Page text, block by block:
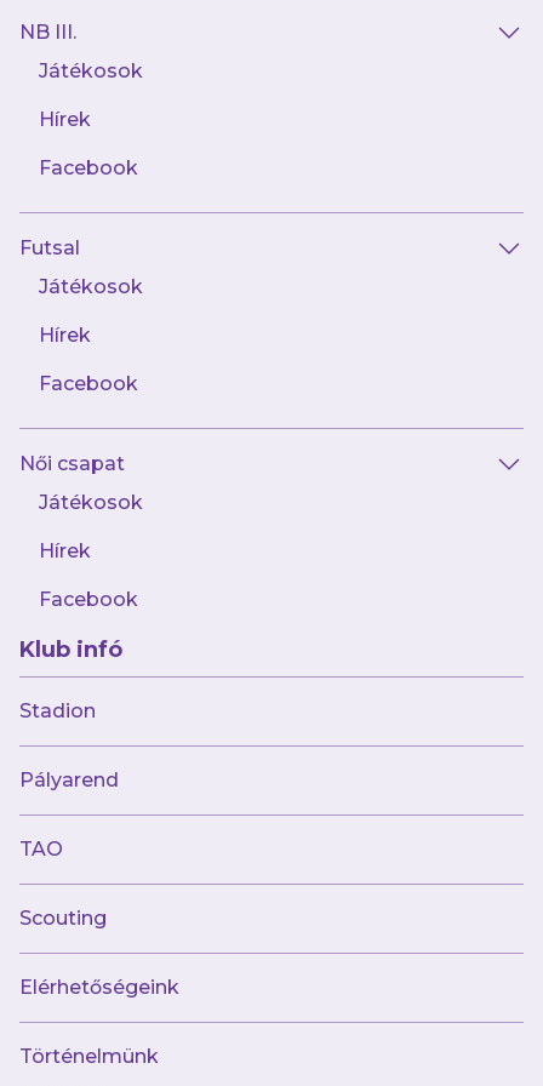
NB III.
Játékosok
Hírek
Facebook
Futsal
Játékosok
Hírek
Facebook
Női csapat
Játékosok
Hírek
Facebook
Klub infó
Stadion
Pályarend
TAO
Scouting
Elérhetőségeink
Történelmünk
2026.07.22
Fiatal játékosokkal bővült második
BVSC otthonában
2026.07.18